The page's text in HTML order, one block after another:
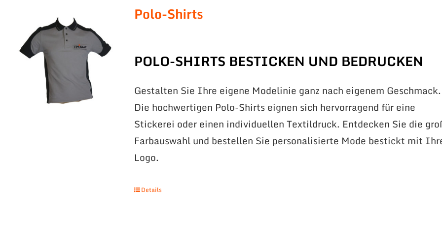
Polo-Shirts
POLO-SHIRTS BESTICKEN UND BEDRUCKEN
Gestalten Sie Ihre eigene Modelinie ganz nach eigenem Geschmack.
Die hochwertigen Polo-Shirts eignen sich hervorragend für eine
Stickerei oder einen individuellen Textildruck. Entdecken Sie die
Farbauswahl und bestellen Sie personalisierte Mode bestickt mit
Logo.
Details